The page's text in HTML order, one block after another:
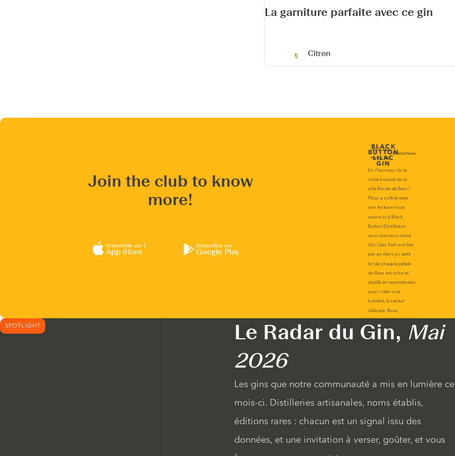
La garniture parfaite avec ce gin
Citron
Join the club to know
more!
Disponible sur l’
App Store
Disponible sur
Google Play
SPOTLIGHT Le Radar du Gin, Mai
2026
Les gins que notre communauté a mis en lumière ce
mois-ci. Distilleries artisanales, noms établis,
éditions rares : chacun est un signal issu des
données, et une invitation à verser, goûter, et vous